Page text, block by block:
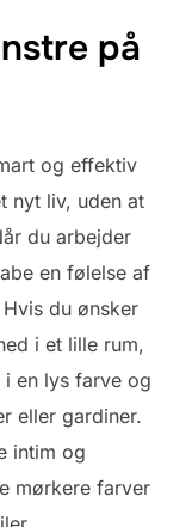
på
og effektiv
nyt liv, uden at
du arbejder
en følelse af
du ønsker
i et lille rum,
en lys farve og
eller gardiner.
intim og
mørkere farver